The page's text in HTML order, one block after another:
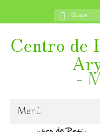
Buscar
por:
Centro de
-
Menú